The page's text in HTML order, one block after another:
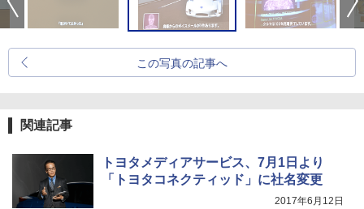
この写真の記事へ
関連記事
トヨタメディアサービス、7月1日より
「トヨタコネクティッド」に社名変更
2017年6月12日